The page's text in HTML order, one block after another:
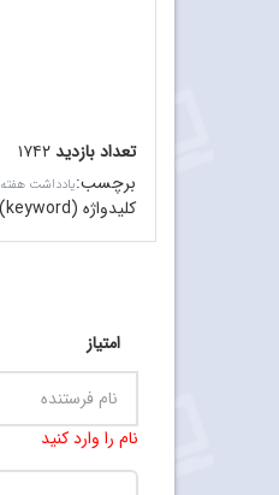
تعداد بازدید۱۷۴۲
برچسب:یادداشت هفته
کلیدواژه (keyword):
امتیاز
نام را وارد کنید